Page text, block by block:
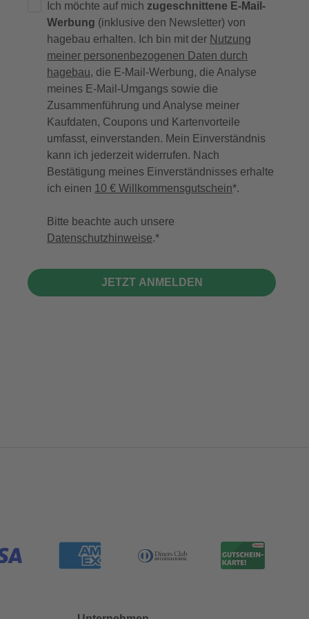
Ich möchte auf mich zugeschnittene E-Mail-
Werbung (inklusive den Newsletter) von
hagebau erhalten. Ich bin mit der Nutzung
meiner personenbezogenen Daten durch
hagebau, die E-Mail-Werbung, die Analyse
meines E-Mail-Umgangs sowie die
Zusammenführung und Analyse meiner
Kaufdaten, Coupons und Kartenvorteile
umfasst, einverstanden. Mein Einverständnis
kann ich jederzeit widerrufen. Nach
Bestätigung meines Einverständnisses erhalte
ich einen 10 € Willkommensgutschein*.
Bitte beachte auch unsere
Datenschutzhinweise.
JETZT ANMELDEN